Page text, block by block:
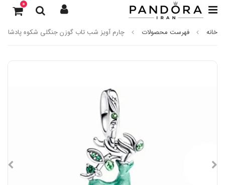
0
خانه فهرست محصولات چارم آویز شب تاب گوزن جنگلی شکوه پادشاهان